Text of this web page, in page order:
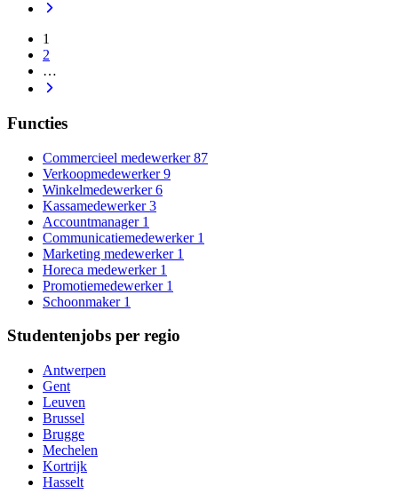
1
2
…
Functies
Commercieel medewerker 87
Verkoopmedewerker 9
Winkelmedewerker 6
Kassamedewerker 3
Accountmanager 1
Communicatiemedewerker 1
Marketing medewerker 1
Horeca medewerker 1
Promotiemedewerker 1
Schoonmaker 1
Studentenjobs per regio
Antwerpen
Gent
Leuven
Brussel
Brugge
Mechelen
Kortrijk
Hasselt